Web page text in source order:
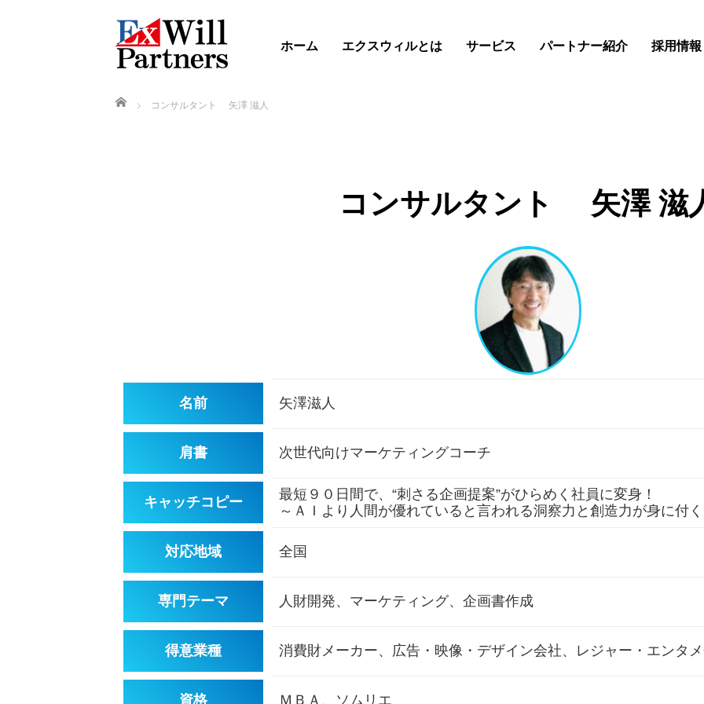
ホーム エクスウィルとは サービス パートナー紹介 採用情報
ホーム コンサルタント 矢澤 滋人
コンサルタント 矢澤 滋
名前 矢澤滋人
肩書 次世代向けマーケティングコーチ
キャッチコピー
最短９０日間で、“刺さる企画提案”がひらめく社員に変身！
～ＡＩより人間が優れていると言われる洞察力と創造力が身に付
対応地域 全国
専門テーマ 人財開発、マーケティング、企画書作成
得意業種 消費財メーカー、広告・映像・デザイン会社、レジャー・エンタ
資格 ＭＢＡ、ソムリエ